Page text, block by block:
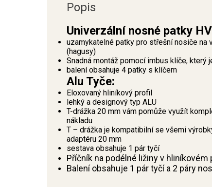
Popis
Univerzální nosné patky
uzamykatelné patky pro střešní nosiče
(hagusy)
Snadná montáž pomocí imbus klíče, který
balení obsahuje 4 patky s klíčem
Alu Tyče:
Eloxovaný hliníkový profil
lehký a designový typ ALU
T-drážka 20 mm vám pomůže využít
nákladu
T – drážka je kompatibilní se všemi
adaptéru 20 mm
sestava obsahuje 1 pár tyčí
Příčník na podélné ližiny v
Balení obsahuje 1 pár tyčí a 2 páry